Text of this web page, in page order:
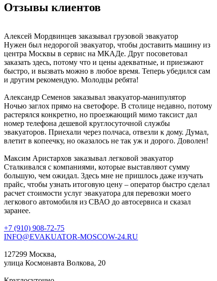
Отзывы клиентов
Алексей Мордвинцев заказывал грузовой эвакуатор
Нужен был недорогой эвакуатор, чтобы доставить машину из
центра Москвы в сервис на МКАДе. Друг посоветовал
заказать здесь, потому что и цены адекватные, и приезжают
быстро, и вызвать можно в любое время. Теперь убедился сам
и другим рекомендую. Молодцы ребята!
Александр Семенов заказывал эвакуатор-манипулятор
Ночью заглох прямо на светофоре. В столице недавно, потому
растерялся конкретно, но проезжающий мимо таксист дал
номер телефона дешевой круглосуточной службы
эвакуаторов. Приехали через полчаса, отвезли к дому. Думал,
влетит в копеечку, но оказалось не так уж и дорого. Доволен!
Максим Аристархов заказывал легковой эвакуатор
Сталкивался с компаниями, которые выставляют сумму
большую, чем ожидал. Здесь мне не пришлось даже изучать
прайс, чтобы узнать итоговую цену – оператор быстро сделал
расчет стоимости услуг эвакуатора для перевозки моего
легкового автомобиля из СВАО до автосервиса и сказал
заранее.
+7 (910) 908-72-75
INFO@EVAKUATOR-MOSCOW-24.RU
127299 Москва,
улица Космонавта Волкова, 20